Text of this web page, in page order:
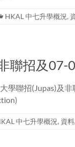
HKAL 中七升學概況,
聯招及07-
學聯招(Jupas)及
中七升學概況, 資